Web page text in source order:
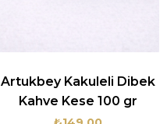
Artukbey Kakuleli Dibek
Kahve Kese 100 gr